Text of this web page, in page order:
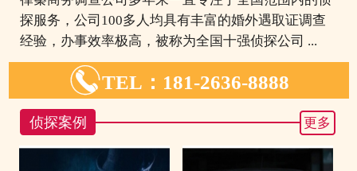
探服务，公司100多人均具有丰富的婚外遇取证调查
经验，办事效率极高，被称为全国十强侦探公司 ...
TEL：181-2636-8888
侦探案例 更多